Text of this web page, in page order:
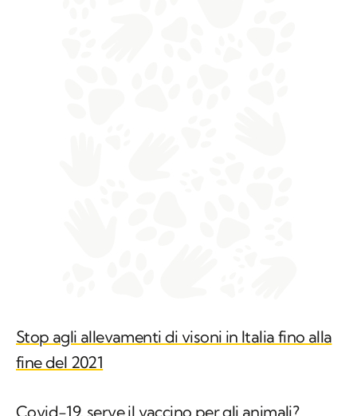
Stop agli allevamenti di visoni in Italia fino alla
fine del 2021
Covid-19, serve il vaccino per gli animali?